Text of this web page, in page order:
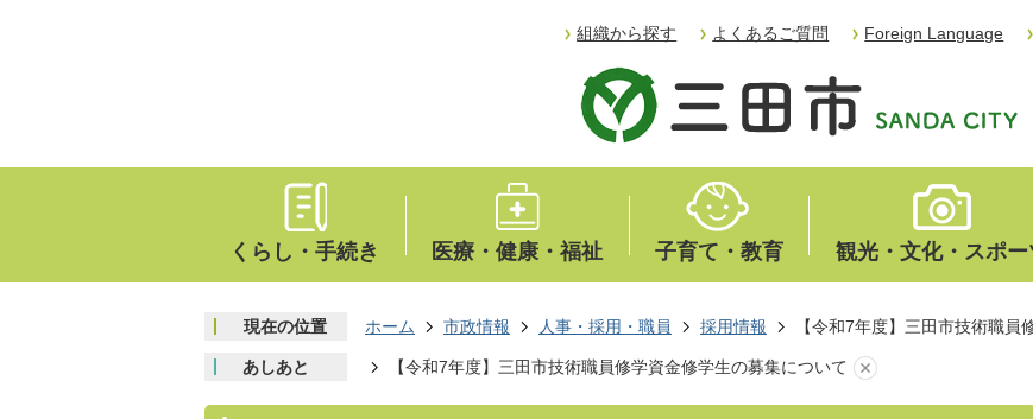
組織から探す よくあるご質問 Foreign Language
くらし・手続き 医療・健康・福祉 子育て・教育 観光・文化・スポー
現在の位置 ホーム 市政情報 人事・採用・職員 採用情報 【令和7年度】三田市技術職
あしあと 【令和7年度】三田市技術職員修学資金修学生の募集について